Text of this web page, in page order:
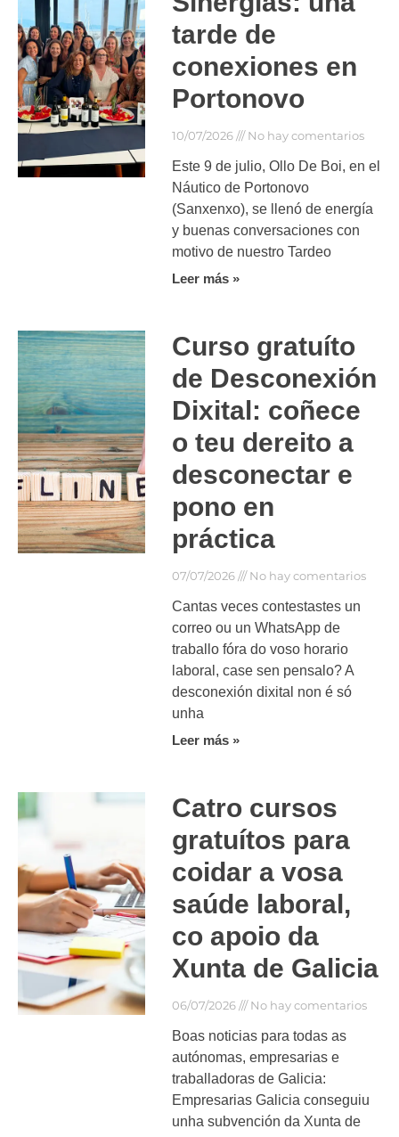
tarde de
conexiones en
Portonovo
10/07/2026 No hay comentarios
Este 9 de julio, Ollo De Boi, en el
Náutico de Portonovo
(Sanxenxo), se llenó de energía
y buenas conversaciones con
motivo de nuestro Tardeo
Leer más »
Curso gratuíto
de Desconexión
Dixital: coñece
o teu dereito a
desconectar e
pono en
práctica
07/07/2026 No hay comentarios
Cantas veces contestastes un
correo ou un WhatsApp de
traballo fóra do voso horario
laboral, case sen pensalo? A
desconexión dixital non é só
unha
Leer más »
Catro cursos
gratuítos para
coidar a vosa
saúde laboral,
co apoio da
Xunta de Galicia
06/07/2026 No hay comentarios
Boas noticias para todas as
autónomas, empresarias e
traballadoras de Galicia:
Empresarias Galicia conseguiu
unha subvención da Xunta de